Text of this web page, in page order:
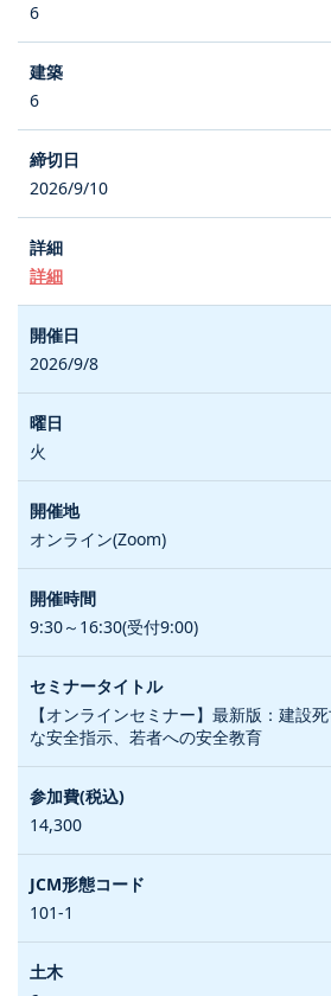
6
6
2026/9/10
詳細
2026/9/8
火
オンライン(Zoom)
9:30～16:30(受付9:00)
【オンラインセミナー】最新版：建設
な安全指示、若者への安全教育
14,300
101-1